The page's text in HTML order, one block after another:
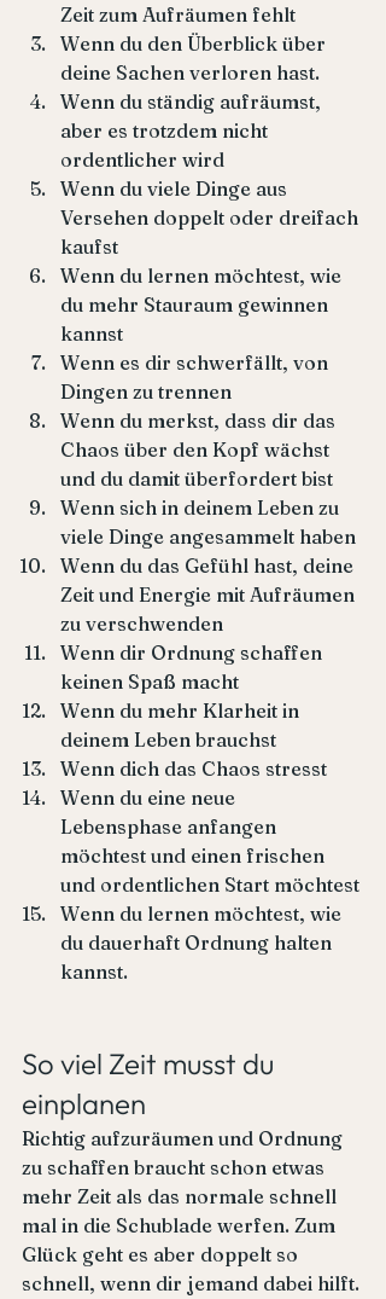
Zeit zum Aufräumen fehlt
Wenn du den Überblick über
deine Sachen verloren hast.
Wenn du ständig aufräumst,
aber es trotzdem nicht
ordentlicher wird
Wenn du viele Dinge aus
Versehen doppelt oder dreifach
kaufst
Wenn du lernen möchtest, wie
du mehr Stauraum gewinnen
kannst
Wenn es dir schwerfällt, von
Dingen zu trennen
Wenn du merkst, dass dir das
Chaos über den Kopf wächst
und du damit überfordert bist
Wenn sich in deinem Leben zu
viele Dinge angesammelt haben
Wenn du das Gefühl hast, deine
Zeit und Energie mit Aufräumen
zu verschwenden
Wenn dir Ordnung schaffen
keinen Spaß macht
Wenn du mehr Klarheit in
deinem Leben brauchst
Wenn dich das Chaos stresst
Wenn du eine neue
Lebensphase anfangen
möchtest und einen frischen
und ordentlichen Start möchtest
Wenn du lernen möchtest, wie
du dauerhaft Ordnung halten
kannst.
So viel Zeit musst du
einplanen
Richtig aufzuräumen und Ordnung
zu schaffen braucht schon etwas
mehr Zeit als das normale schnell
mal in die Schublade werfen. Zum
Glück geht es aber doppelt so
schnell, wenn dir jemand dabei hilft.